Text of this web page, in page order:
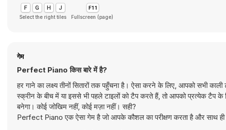
Select the right tiles Fullscreen (page)
गेम
Perfect Piano किस बारे में है?
हर गाने का लक्ष्य तीनों सितारों तक पहुँचना है। ऐसा करने के लिए, आपको सभी
स्क्रीन के बीच में या इससे भी पहले टाइलों को टैप करते हैं, तो आपको प्रत्येक टैप के
बनेगा। कोई जोखिम नहीं, कोई मज़ा नहीं। सही?
Perfect Piano एक ऐसा गेम है जो आपके कौशल का परीक्षण करता है और साथ